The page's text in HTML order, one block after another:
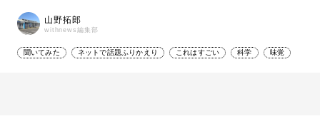
山野拓郎
withnews編集部
聞いてみた ネットで話題ふりかえり これはすごい 科学 味覚